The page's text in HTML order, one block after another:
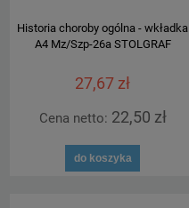
Historia choroby ogólna - wkładka
A4 Mz/Szp-26a STOLGRAF
27,67 zł
Cena netto: 22,50 zł
do koszyka